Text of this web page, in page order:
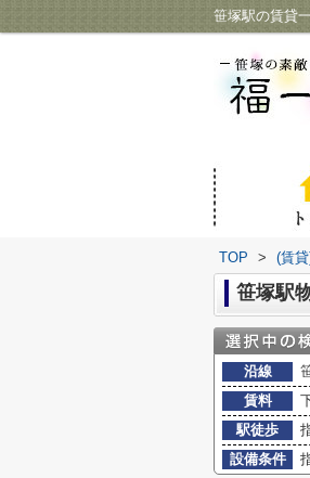
笹塚駅の賃貸
TOP > (賃
笹塚駅
沿線
賃料
駅徒歩
設備条件